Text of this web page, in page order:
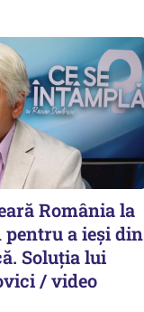
România la
pentru a ieși din
Soluția lui
/ video